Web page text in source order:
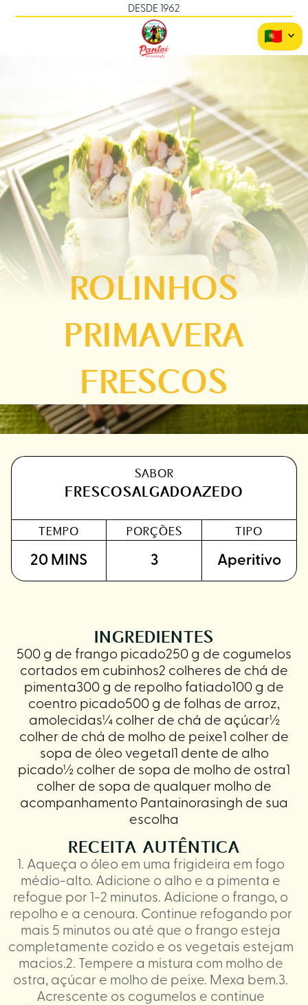
DESDE 1962
ROLINHOS
PRIMAVERA
FRESCOS
SABOR
FRESCOSALGADOAZEDO
TEMPO
20 MINS
PORÇÕES
3
TIPO
Aperitivo
INGREDIENTES
500 g de frango picado250 g de cogumelos
cortados em cubinhos2 colheres de chá de
pimenta300 g de repolho fatiado100 g de
coentro picado500 g de folhas de arroz,
amolecidas¼ colher de chá de açúcar½
colher de chá de molho de peixe1 colher de
sopa de óleo vegetal1 dente de alho
picado½ colher de sopa de molho de ostra1
colher de sopa de qualquer molho de
acompanhamento Pantainorasingh de sua
escolha
RECEITA AUTÊNTICA
1. Aqueça o óleo em uma frigideira em fogo
médio-alto. Adicione o alho e a pimenta e
refogue por 1-2 minutos. Adicione o frango, o
repolho e a cenoura. Continue refogando por
mais 5 minutos ou até que o frango esteja
completamente cozido e os vegetais estejam
macios.2. Tempere a mistura com molho de
ostra, açúcar e molho de peixe. Mexa bem.3.
Acrescente os cogumelos e continue